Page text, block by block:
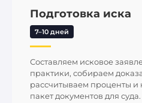
Подготовка иска
7–10 дней
Составляем исковое
практики, собираем
рассчитываем проценты и
пакет документов для суда.